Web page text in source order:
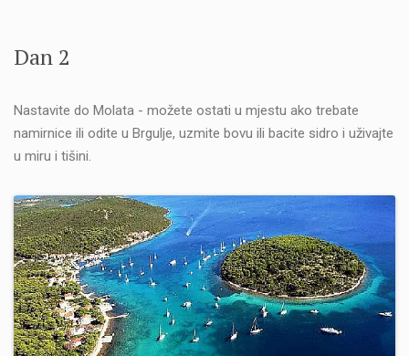
Dan 2
Nastavite do Molata - možete ostati u mjestu ako trebate
namirnice ili odite u Brgulje, uzmite bovu ili bacite sidro i uživajte
u miru i tišini.